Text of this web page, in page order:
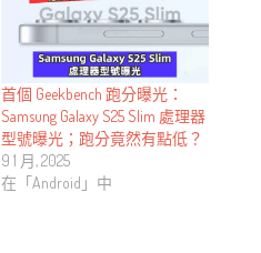
首個 Geekbench 跑分曝光：
Samsung Galaxy S25 Slim 處理器
型號曝光；跑分竟然有點低？
9 1 月, 2025
在「Android」中